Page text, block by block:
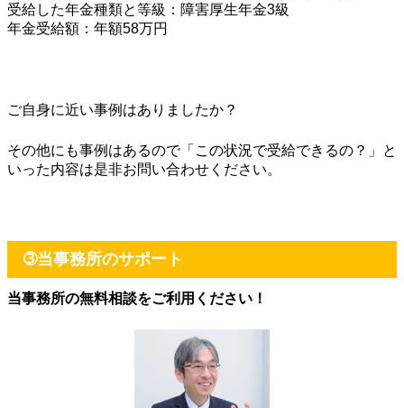
受給した年金種類と等級：障害厚生年金3級
年金受給額：年額58万円
ご自身に近い事例はありましたか？
その他にも事例はあるので「この状況で受給できるの？」と
いった内容は是非お問い合わせください。
➂当事務所のサポート
当事務所の無料相談をご利用ください！